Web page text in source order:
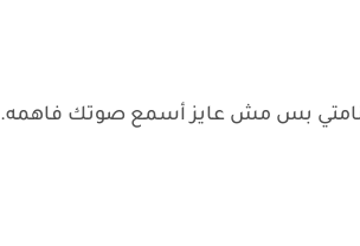
نامتي بس مش عايز أسمع صوتك فاهمه.